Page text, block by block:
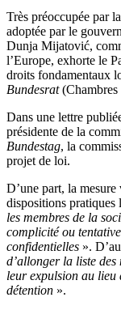
Très préoccupée par
adoptée par le
Dunja Mijatović,
l’Europe, exhorte le
droits fondamentaux
Bundesrat(Chambres
Dans une lettre
présidente de la
Bundestag, la
projet de loi.
D’une part, la mesure
dispositions pratiques
les membres de la
complicité ou
confidentielles ».
d’allonger la liste
leur expulsion au lieu
détention ».